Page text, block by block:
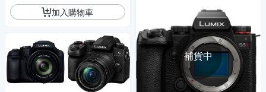
加入購物車
補貨中